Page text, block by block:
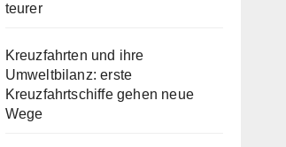
teurer
Kreuzfahrten und ihre
Umweltbilanz: erste
Kreuzfahrtschiffe gehen neue
Wege